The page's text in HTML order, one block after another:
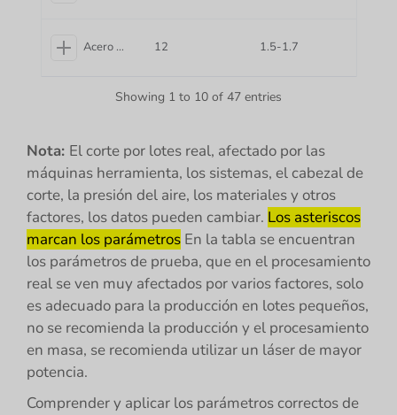
Acero carbono 12 1.5-1.7
Showing 1 to 10 of 47 entries
Nota: El corte por lotes real, afectado por las
máquinas herramienta, los sistemas, el cabezal de
corte, la presión del aire, los materiales y otros
factores, los datos pueden cambiar. Los asteriscos
marcan los parámetros En la tabla se encuentran
los parámetros de prueba, que en el procesamiento
real se ven muy afectados por varios factores, solo
es adecuado para la producción en lotes pequeños,
no se recomienda la producción y el procesamiento
en masa, se recomienda utilizar un láser de mayor
potencia.
Comprender y aplicar los parámetros correctos de